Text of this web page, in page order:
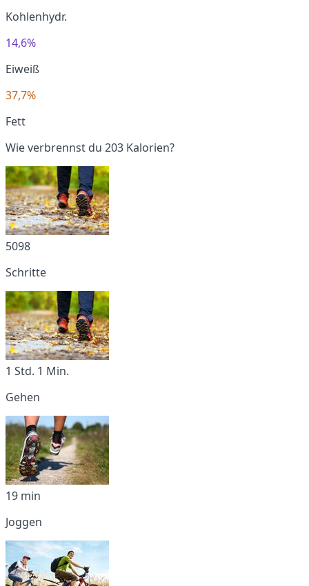
Kohlenhydr.
14,6%
Eiweiß
37,7%
Fett
Wie verbrennst du 203 Kalorien?
5098
Schritte
1 Std. 1 Min.
Gehen
19 min
Joggen